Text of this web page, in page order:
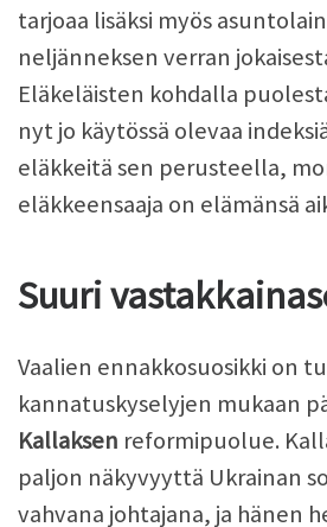
tarjoaa lisäksi myös
neljänneksen verran
Eläkeläisten kohdalla
nyt jo käytössä olevaa
eläkkeitä sen perusteella,
eläkkeensaaja on elämänsä
Suuri
Vaalien ennakkosuosikki on
kannatuskyselyjen mukaan
Kallaksen reformipuolue.
paljon näkyvyyttä Ukrainan
vahvana johtajana, ja hänen